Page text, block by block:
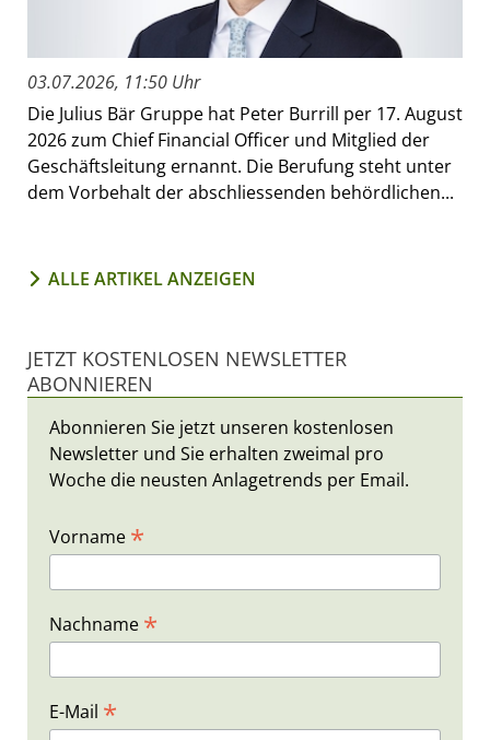
03.07.2026, 11:50 Uhr
Die Julius Bär Gruppe hat Peter Burrill per 17. August
2026 zum Chief Financial Officer und Mitglied der
Geschäftsleitung ernannt. Die Berufung steht unter
dem Vorbehalt der abschliessenden behördlichen...
ALLE ARTIKEL ANZEIGEN
JETZT KOSTENLOSEN NEWSLETTER
ABONNIEREN
Abonnieren Sie jetzt unseren kostenlosen
Newsletter und Sie erhalten zweimal pro
Woche die neusten Anlagetrends per Email.
Vorname *
Nachname *
E-Mail *